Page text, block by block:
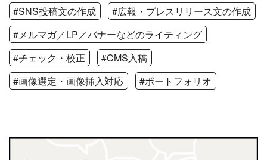
#SNS投稿文の作成
#広報・プレスリリース文の作成
#メルマガ／LP／バナーなどのライティング
#チェック・校正
#CMS入稿
#画像選定・画像挿入対応
#ポートフォリオ